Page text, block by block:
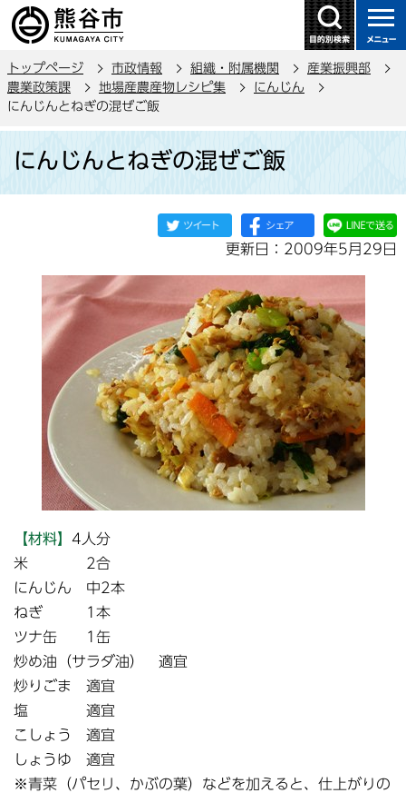
の
ー
ジ
で
トップページ 市政情報 組織・附属機関
産業振興部
農業政策課
地場産農産物レシピ集
にんじん
にんじんとねぎの混ぜご飯
にんじんとねぎの混ぜご飯
更新日：2009年5月29日
【材料】 4人分
米 2合
にんじん 中2本
ねぎ 1本
ツナ缶 1缶
炒め油（サラダ油） 適宜
炒りごま 適宜
塩 適宜
こしょう 適宜
しょうゆ 適宜
※青菜（パセリ、かぶの葉）などを加えると、仕上がりの